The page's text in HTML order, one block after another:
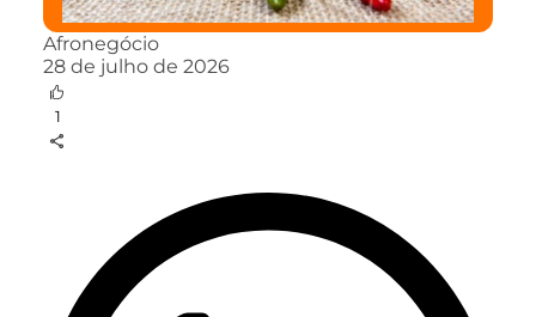
Afronegócio
28 de julho de 2026
1